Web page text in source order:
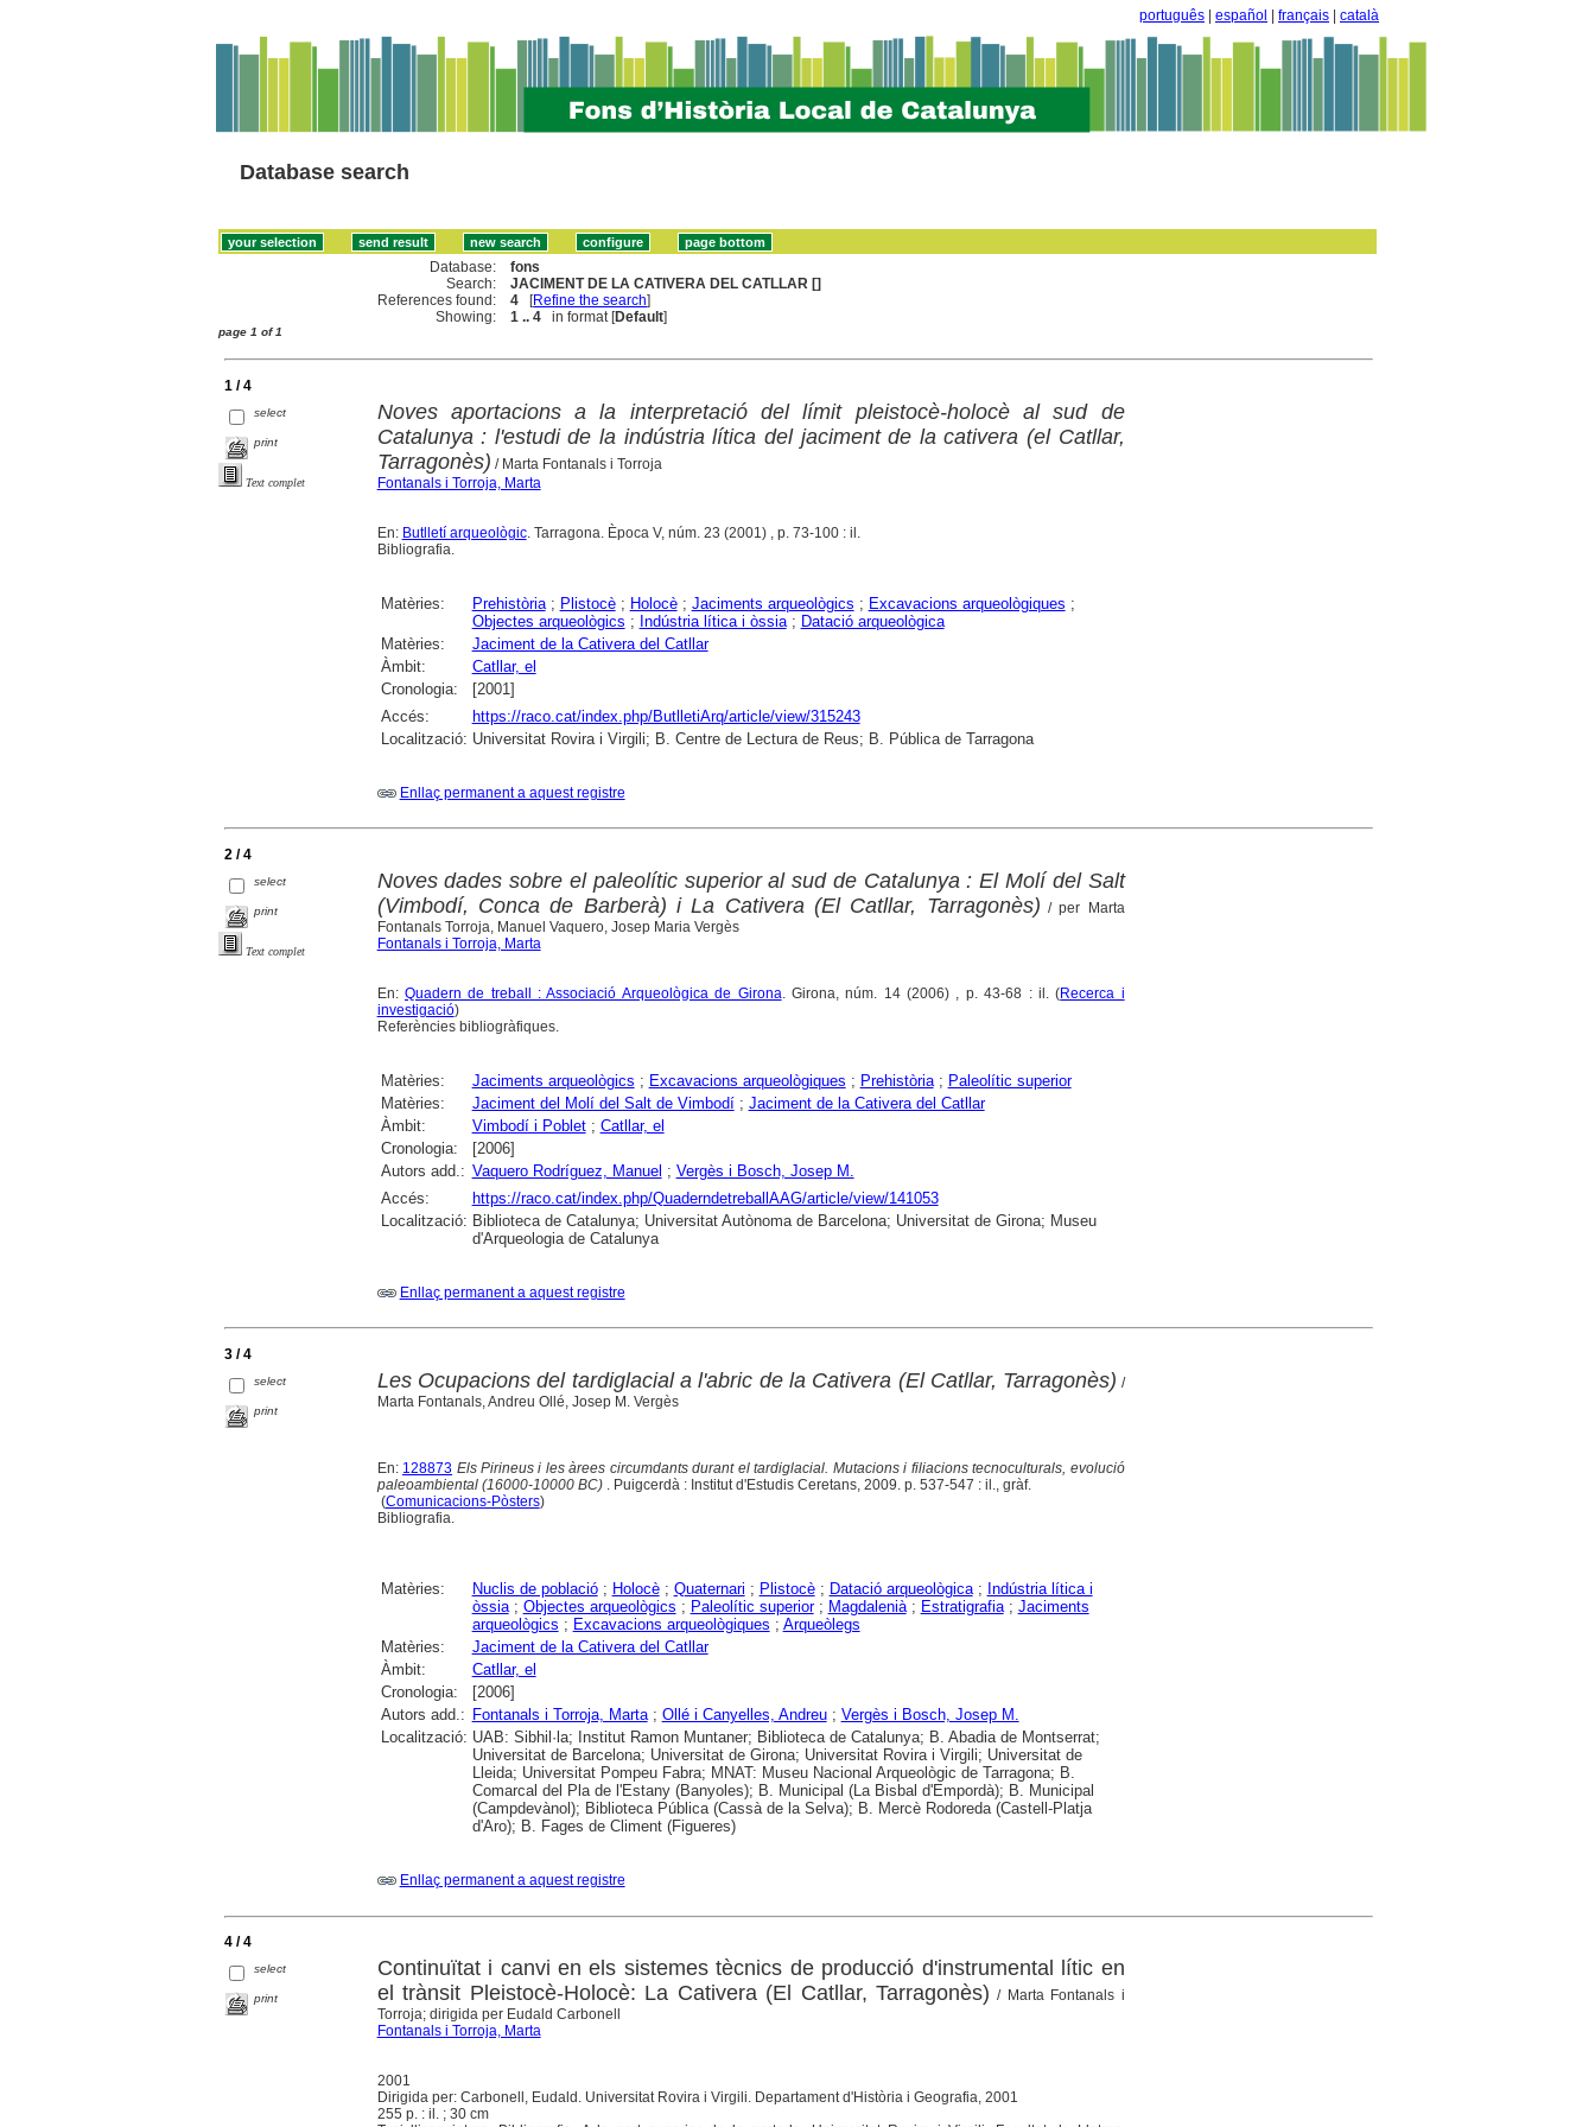
português español français català
Database search
Database:
fons
Search:
JACIMENT DE LA CATIVERA DEL CATLLAR []
References found:
4 [Refine the search]
Showing:
1 .. 4 in format [Default]
page 1 of 1
1 / 4
select
print
Text complet
Noves aportacions a la interpretació del límit pleistocè-holocè al sud de
Catalunya : l'estudi de la indústria lítica del jaciment de la cativera (el Catllar,
Tarragonès) / Marta Fontanals i Torroja
Fontanals i Torroja, Marta
En: Butlletí arqueològic. Tarragona. Època V, núm. 23 (2001) , p. 73-100 : il.
Bibliografia.
Matèries: Prehistòria; Plistocè; Holocè; Jaciments arqueològics ; Excavacions arqueològiques ;
Objectes arqueològics ; Indústria lítica i òssia; Datació arqueològica
Matèries:
Jaciment de la Cativera del Catllar
Àmbit:
Catllar, el
Cronologia:
[2001]
Accés:
https://raco.cat/index.php/ButlletiArq/article/view/315243
Localització: Universitat Rovira i Virgili; B. Centre de Lectura de Reus; B. Pública de Tarragona
Enllaç permanent a aquest registre
2 / 4
select
print
Text complet
Noves dades sobre el paleolític superior al sud de Catalunya : El Molí del Salt
(Vimbodí, Conca de Barberà) i La Cativera (El Catllar, Tarragonès) / per Marta
Fontanals Torroja, Manuel Vaquero, Josep Maria Vergès
Fontanals i Torroja, Marta
En: Quadern de treball : Associació Arqueològica de Girona. Girona, núm. 14 (2006) , p. 43-68 : il. (Recerca i
investigació)
Referències bibliogràfiques.
Matèries: Jaciments arqueològics ; Excavacions arqueològiques ; Prehistòria; Paleolític superior
Matèries:
Jaciment del Molí del Salt de Vimbodí; Jaciment de la Cativera del Catllar
Àmbit:
Vimbodí i Poblet; Catllar, el
Cronologia:
[2006]
Autors add.: Vaquero Rodríguez, Manuel ; Vergès i Bosch, Josep M.
Accés:
https://raco.cat/index.php/QuaderndetreballAAG/article/view/141053
Localització: Biblioteca de Catalunya; Universitat Autònoma de Barcelona; Universitat de Girona; Museu
d'Arqueologia de Catalunya
Enllaç permanent a aquest registre
3 / 4
select
print
Les Ocupacions del tardiglacial a l'abric de la Cativera (El Catllar, Tarragonès) /
Marta Fontanals, Andreu Ollé, Josep M. Vergès
En: 128873 Els Pirineus i les àrees circumdants durant el tardiglacial. Mutacions i filiacions tecnoculturals, evolució
paleoambiental (16000-10000 BC) . Puigcerdà : Institut d'Estudis Ceretans, 2009. p. 537-547 : il., gràf.
(Comunicacions-Pòsters)
Bibliografia.
Matèries: Nuclis de població; Holocè; Quaternari ; Plistocè; Datació arqueològica; Indústria lítica i
òssia; Objectes arqueològics ; Paleolític superior; Magdalenià; Estratigrafia; Jaciments
arqueològics ; Excavacions arqueològiques ; Arqueòlegs
Matèries:
Jaciment de la Cativera del Catllar
Àmbit:
Catllar, el
Cronologia:
[2006]
Autors add.: Fontanals i Torroja, Marta; Ollé i Canyelles, Andreu; Vergès i Bosch, Josep M.
Localització: UAB: Sibhil·la; Institut Ramon Muntaner; Biblioteca de Catalunya; B. Abadia de Montserrat;
Universitat de Barcelona; Universitat de Girona; Universitat Rovira i Virgili; Universitat de
Lleida; Universitat Pompeu Fabra; MNAT: Museu Nacional Arqueològic de Tarragona; B.
Comarcal del Pla de l'Estany (Banyoles); B. Municipal (La Bisbal d'Empordà); B. Municipal
(Campdevànol); Biblioteca Pública (Cassà de la Selva); B. Mercè Rodoreda (Castell-Platja
d'Aro); B. Fages de Climent (Figueres)
Enllaç permanent a aquest registre
4 / 4
select
print
Continuïtat i canvi en els sistemes tècnics de producció d'instrumental lític en
el trànsit Pleistocè-Holocè: La Cativera (El Catllar, Tarragonès) / Marta Fontanals i
Torroja; dirigida per Eudald Carbonell
Fontanals i Torroja, Marta
2001
Dirigida per: Carbonell, Eudald. Universitat Rovira i Virgili. Departament d'Història i Geografia, 2001
255 p. : il. ; 30 cm